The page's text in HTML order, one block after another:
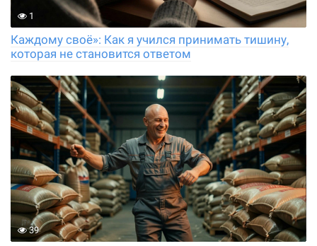
1
Каждому своё»: Как я учился принимать тишину,
которая не становится ответом
39